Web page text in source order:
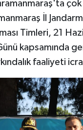
İl
Timleri, 21
kapsamında
faaliyeti